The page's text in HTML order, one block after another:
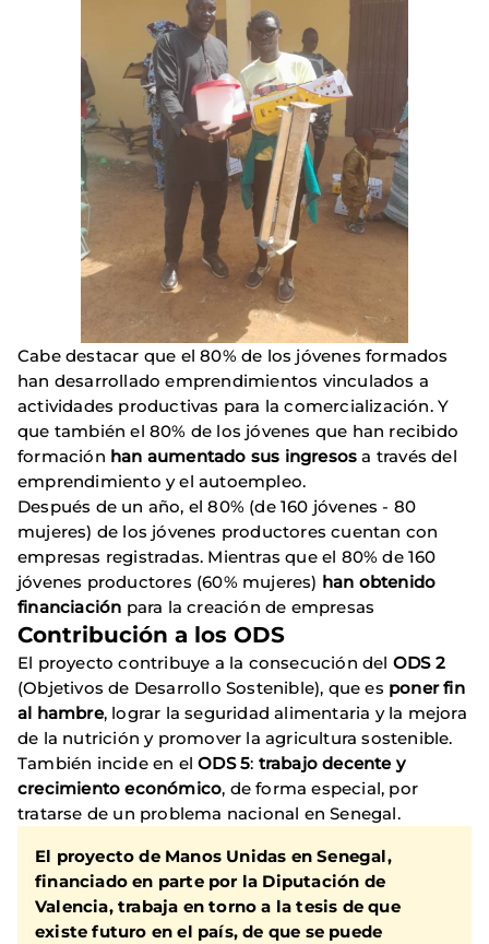
Cabe destacar que el 80% de los jóvenes formados
han desarrollado emprendimientos vinculados a
actividades productivas para la comercialización. Y
que también el 80% de los jóvenes que han recibido
formación han aumentado sus ingresos a través del
emprendimiento y el autoempleo.
Después de un año, el 80% (de 160 jóvenes - 80
mujeres) de los jóvenes productores cuentan con
empresas registradas. Mientras que el 80% de 160
jóvenes productores (60% mujeres) han obtenido
financiación para la creación de empresas
Contribución a los ODS
El proyecto contribuye a la consecución del ODS 2
(Objetivos de Desarrollo Sostenible), que es poner fin
al hambre, lograr la seguridad alimentaria y la mejora
de la nutrición y promover la agricultura sostenible.
También incide en elODS 5: trabajo decente y
crecimiento económico, de forma especial, por
tratarse de un problema nacional en Senegal.
El proyecto de Manos Unidas en Senegal,
financiado en parte por la Diputación de
Valencia, trabaja en torno a la tesis de que
existe futuro en el país, de que se puede